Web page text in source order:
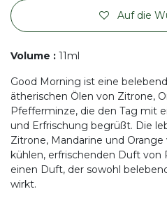
Auf die
Volume : 11ml
Good Morning ist eine
ätherischen Ölen von Zitrone,
Pfefferminze, die den Tag mit
und Erfrischung begrüßt. Die
Zitrone, Mandarine und
kühlen, erfrischenden Duft
einen Duft, der sowohl
wirkt.